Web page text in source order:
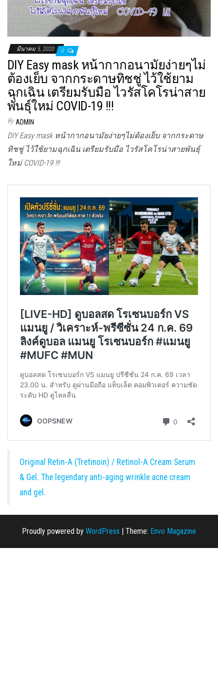
มีนาคม 5, 2020 0
DIY Easy mask หน้ากากอนามัยง่ายๆไม่
ต้องเย็บ จากกระดาษทิชชู่ ไว้ใช้ยาม
ฉุกเฉิน เตรียมรับมือ ไวรัสโคโรน่าสาย
พันธุ์ใหม่ COVID-19 !!!
By ADMIN
DIY Easy mask หน้ากากอนามัยง่ายๆไม่ต้องเย็บ จากกระดาษ
ทิชชู่ ไว้ใช้ยามฉุกเฉิน เตรียมรับมือ ไวรัสโคโรน่าสายพันธุ์
ใหม่ COVID-19 !!!
Original Retin-A (Tretinoin) / Retinol-A Cream Serum
& Gel. The legendary anti-aging wrinkle acne cream
and gel.
Proudly powered by WordPress Theme: Envo Magazine